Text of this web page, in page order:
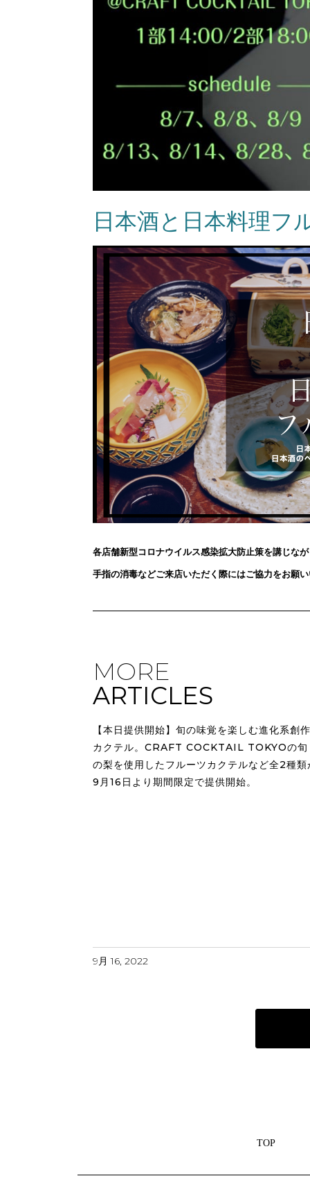
日本酒と日本料理フ
各店舗新型コロナウイルス感染拡大防止策を講じな
手指の消毒などご来店いただく際にはご協力をお願
MORE
ARTICLES
【本日提供開始】旬の味覚を楽しむ進化系創
カクテル。CRAFT COCKTAIL TOKYOの旬
の梨を使用したフルーツカクテルなど全2種類
9月16日より期間限定で提供開始。
9月 16, 2022
TOP